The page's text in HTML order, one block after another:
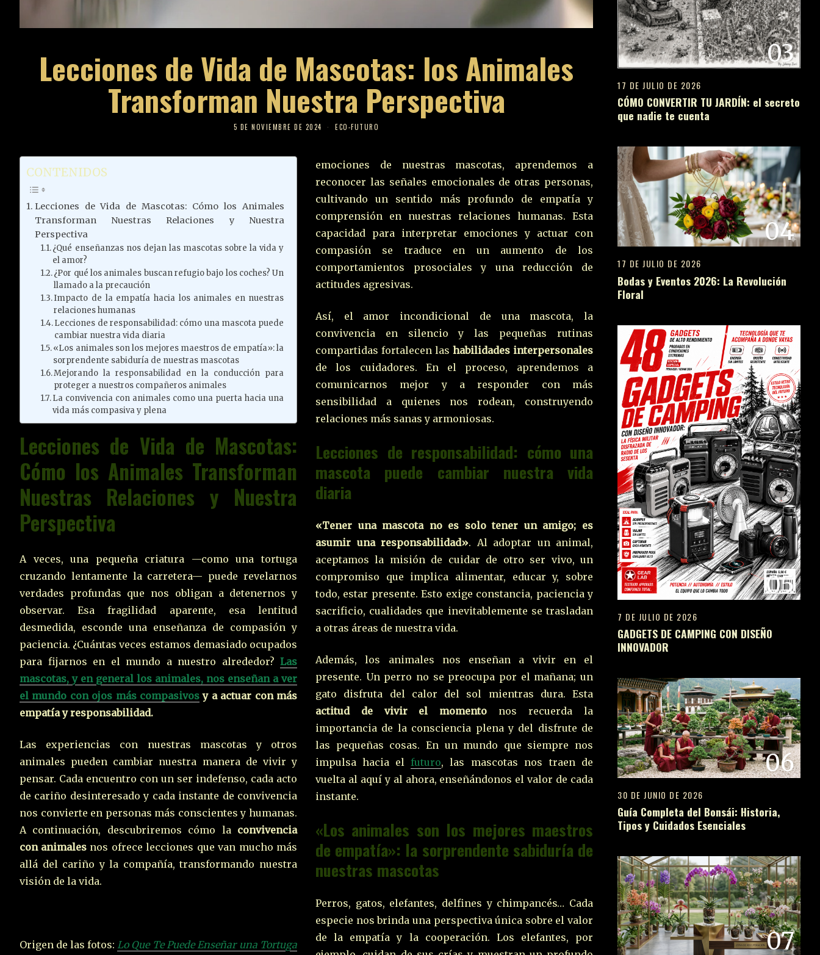
Lecciones de Vida de Mascotas: los Animales
Transforman Nuestra Perspectiva
5 DE NOVIEMBRE DE 2024 ECO-FUTURO
CONTENIDOS
Lecciones de Vida de Mascotas: Cómo los Animales
Transforman Nuestras Relaciones y Nuestra
Perspectiva
¿Qué enseñanzas nos dejan las mascotas sobre la vida y
el amor?
¿Por qué los animales buscan refugio bajo los coches? Un
llamado a la precaución
Impacto de la empatía hacia los animales en nuestras
relaciones humanas
Lecciones de responsabilidad: cómo una mascota puede
cambiar nuestra vida diaria
«Los animales son los mejores maestros de empatía»: la
sorprendente sabiduría de nuestras mascotas
Mejorando la responsabilidad en la conducción para
proteger a nuestros compañeros animales
La convivencia con animales como una puerta hacia una
vida más compasiva y plena
Lecciones de Vida de Mascotas:
Cómo los Animales Transforman
Nuestras Relaciones y Nuestra
Perspectiva
A veces, una pequeña criatura —como una tortuga
cruzando lentamente la carretera— puede revelarnos
verdades profundas que nos obligan a detenernos y
observar. Esa fragilidad aparente, esa lentitud
desmedida, esconde una enseñanza de compasión y
paciencia. ¿Cuántas veces estamos demasiado ocupados
para fijarnos en el mundo a nuestro alrededor? Las
mascotas, y en general los animales, nos enseñan a ver
el mundo con ojos más compasivos y a actuar con más
empatía y responsabilidad.
Las experiencias con nuestras mascotas y otros
animales pueden cambiar nuestra manera de vivir y
pensar. Cada encuentro con un ser indefenso, cada acto
de cariño desinteresado y cada instante de convivencia
nos convierte en personas más conscientes y humanas.
A continuación, descubriremos cómo la convivencia
con animales nos ofrece lecciones que van mucho más
allá del cariño y la compañía, transformando nuestra
visión de la vida.
Origen de las fotos: Lo Que Te Puede Enseñar una Tortuga
emociones de nuestras mascotas, aprendemos a
reconocer las señales emocionales de otras personas,
cultivando un sentido más profundo de empatía y
comprensión en nuestras relaciones humanas. Esta
capacidad para interpretar emociones y actuar con
compasión se traduce en un aumento de los
comportamientos prosociales y una reducción de
actitudes agresivas.
Así, el amor incondicional de una mascota, la
convivencia en silencio y las pequeñas rutinas
compartidas fortalecen las habilidades interpersonales
de los cuidadores. En el proceso, aprendemos a
comunicarnos mejor y a responder con más
sensibilidad a quienes nos rodean, construyendo
relaciones más sanas y armoniosas.
Lecciones de responsabilidad: cómo una
mascota puede cambiar nuestra vida
diaria
«Tener una mascota no es solo tener un amigo; es
asumir una responsabilidad». Al adoptar un animal,
aceptamos la misión de cuidar de otro ser vivo, un
compromiso que implica alimentar, educar y, sobre
todo, estar presente. Esto exige constancia, paciencia y
sacrificio, cualidades que inevitablemente se trasladan
a otras áreas de nuestra vida.
Además, los animales nos enseñan a vivir en el
presente. Un perro no se preocupa por el mañana; un
gato disfruta del calor del sol mientras dura. Esta
actitud de vivir el momento nos recuerda la
importancia de la consciencia plena y del disfrute de
las pequeñas cosas. En un mundo que siempre nos
impulsa hacia el futuro, las mascotas nos traen de
vuelta al aquí y al ahora, enseñándonos el valor de cada
instante.
«Los animales son los mejores maestros
de empatía»: la sorprendente sabiduría de
nuestras mascotas
Perros, gatos, elefantes, delfines y chimpancés… Cada
especie nos brinda una perspectiva única sobre el valor
de la empatía y la cooperación. Los elefantes, por
03
17 DE JULIO DE 2026
CÓMO CONVERTIR TU JARDÍN: el secreto
que nadie te cuenta
04
17 DE JULIO DE 2026
Bodas y Eventos 2026: La Revolución
Floral
05
7 DE JULIO DE 2026
GADGETS DE CAMPING CON DISEÑO
INNOVADOR
06
30 DE JUNIO DE 2026
Guía Completa del Bonsái: Historia,
Tipos y Cuidados Esenciales
07